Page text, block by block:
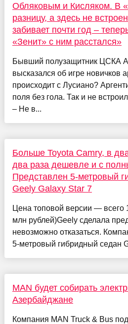
Обляковым и Кисляком. В
разницу, а здесь не
забивает почти год –
«Зенит» с ним расстался»
Бывший полузащитник ЦСКА
высказался об игре новичков
происходит с Лусиано?
поля без гола. Так и не
– Не в...
Больше Toyota Camry, в
два раза дешевле и с
Представлен 5-метровый
Geely Galaxy Star 7
Цена топовой версии — всего
млн рублей)Geely сделала
невозможно отказаться.
5-метровый гибридный седан
MAN будет собирать
Азербайджане
Компания MAN Truck & Bus